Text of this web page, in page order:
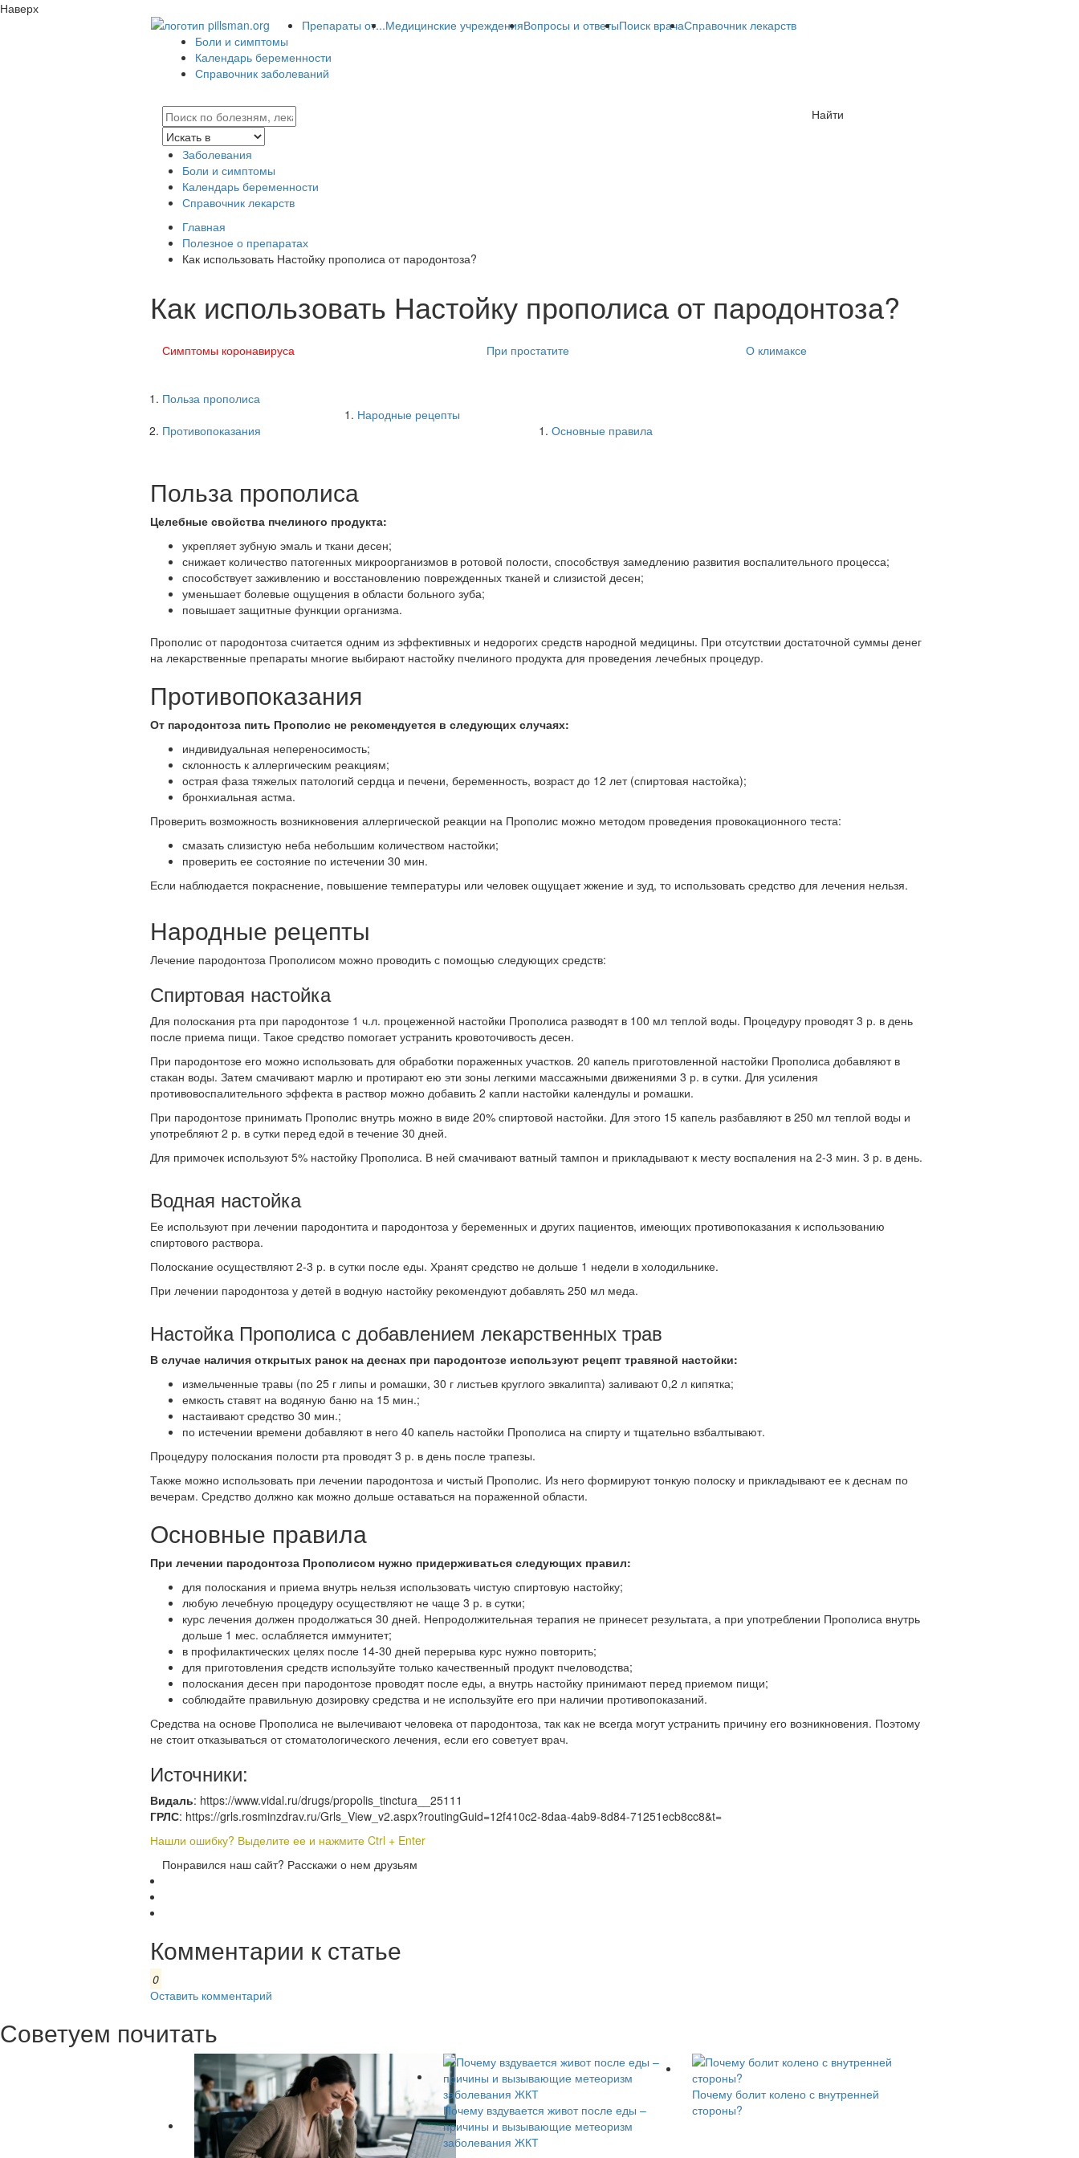
Наверх
Препараты от...Медицинские учрежденияВопросы и ответыПоиск врачаСправочник лекарств
Боли и симптомы
Календарь беременности
Справочник заболеваний
Найти
Заболевания
Боли и симптомы
Календарь беременности
Справочник лекарств
Главная
Полезное о препаратах
Как использовать Настойку прополиса от пародонтоза?
Как использовать Настойку прополиса от пародонтоза?
Симптомы коронавируса При простатите О климаксе
Польза прополиса
Противопоказания
Народные рецепты
Основные правила
Польза прополиса
Целебные свойства пчелиного продукта:
укрепляет зубную эмаль и ткани десен;
снижает количество патогенных микроорганизмов в ротовой полости, способствуя замедлению развития воспалительного процесса;
способствует заживлению и восстановлению поврежденных тканей и слизистой десен;
уменьшает болевые ощущения в области больного зуба;
повышает защитные функции организма.
Прополис от пародонтоза считается одним из эффективных и недорогих средств народной медицины. При отсутствии достаточной суммы денег
на лекарственные препараты многие выбирают настойку пчелиного продукта для проведения лечебных процедур.
Противопоказания
От пародонтоза пить Прополис не рекомендуется в следующих случаях:
индивидуальная непереносимость;
склонность к аллергическим реакциям;
острая фаза тяжелых патологий сердца и печени, беременность, возраст до 12 лет (спиртовая настойка);
бронхиальная астма.
Проверить возможность возникновения аллергической реакции на Прополис можно методом проведения провокационного теста:
смазать слизистую неба небольшим количеством настойки;
проверить ее состояние по истечении 30 мин.
Если наблюдается покраснение, повышение температуры или человек ощущает жжение и зуд, то использовать средство для лечения нельзя.
Народные рецепты
Лечение пародонтоза Прополисом можно проводить с помощью следующих средств:
Спиртовая настойка
Для полоскания рта при пародонтозе 1 ч.л. процеженной настойки Прополиса разводят в 100 мл теплой воды. Процедуру проводят 3 р. в день
после приема пищи. Такое средство помогает устранить кровоточивость десен.
При пародонтозе его можно использовать для обработки пораженных участков. 20 капель приготовленной настойки Прополиса добавляют в
стакан воды. Затем смачивают марлю и протирают ею эти зоны легкими массажными движениями 3 р. в сутки. Для усиления
противовоспалительного эффекта в раствор можно добавить 2 капли настойки календулы и ромашки.
При пародонтозе принимать Прополис внутрь можно в виде 20% спиртовой настойки. Для этого 15 капель разбавляют в 250 мл теплой воды и
употребляют 2 р. в сутки перед едой в течение 30 дней.
Для примочек используют 5% настойку Прополиса. В ней смачивают ватный тампон и прикладывают к месту воспаления на 2-3 мин. 3 р. в день.
Водная настойка
Ее используют при лечении пародонтита и пародонтоза у беременных и других пациентов, имеющих противопоказания к использованию
спиртового раствора.
Полоскание осуществляют 2-3 р. в сутки после еды. Хранят средство не дольше 1 недели в холодильнике.
При лечении пародонтоза у детей в водную настойку рекомендуют добавлять 250 мл меда.
Настойка Прополиса с добавлением лекарственных трав
В случае наличия открытых ранок на деснах при пародонтозе используют рецепт травяной настойки:
измельченные травы (по 25 г липы и ромашки, 30 г листьев круглого эвкалипта) заливают 0,2 л кипятка;
емкость ставят на водяную баню на 15 мин.;
настаивают средство 30 мин.;
по истечении времени добавляют в него 40 капель настойки Прополиса на спирту и тщательно взбалтывают.
Процедуру полоскания полости рта проводят 3 р. в день после трапезы.
Также можно использовать при лечении пародонтоза и чистый Прополис. Из него формируют тонкую полоску и прикладывают ее к деснам по
вечерам. Средство должно как можно дольше оставаться на пораженной области.
Основные правила
При лечении пародонтоза Прополисом нужно придерживаться следующих правил:
для полоскания и приема внутрь нельзя использовать чистую спиртовую настойку;
любую лечебную процедуру осуществляют не чаще 3 р. в сутки;
курс лечения должен продолжаться 30 дней. Непродолжительная терапия не принесет результата, а при употреблении Прополиса внутрь
дольше 1 мес. ослабляется иммунитет;
в профилактических целях после 14-30 дней перерыва курс нужно повторить;
для приготовления средств используйте только качественный продукт пчеловодства;
полоскания десен при пародонтозе проводят после еды, а внутрь настойку принимают перед приемом пищи;
соблюдайте правильную дозировку средства и не используйте его при наличии противопоказаний.
Средства на основе Прополиса не вылечивают человека от пародонтоза, так как не всегда могут устранить причину его возникновения. Поэтому
не стоит отказываться от стоматологического лечения, если его советует врач.
Источники:
Видаль: https://www.vidal.ru/drugs/propolis_tinctura__25111
ГРЛС: https://grls.rosminzdrav.ru/Grls_View_v2.aspx?routingGuid=12f410c2-8daa-4ab9-8d84-71251ecb8cc8&t=
Нашли ошибку? Выделите ее и нажмите Ctrl + Enter
Понравился наш сайт? Расскажи о нем друзьям
Комментарии к статье
0
Оставить комментарий
Советуем почитать
Почему вздувается живот после еды –
причины и вызывающие метеоризм
заболевания ЖКТ
Почему болит колено с внутренней
стороны?